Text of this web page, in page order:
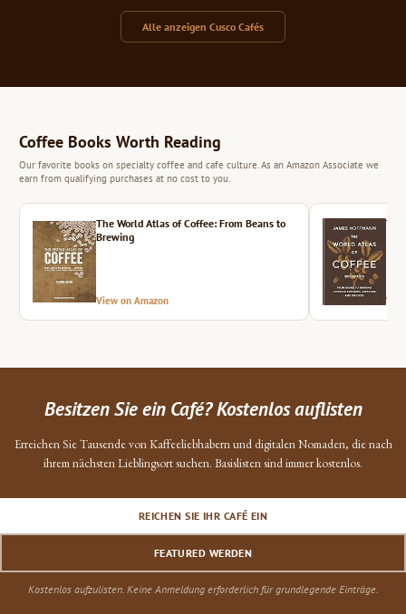
Alle anzeigen Cusco Cafés
Coffee Books Worth Reading
Our favorite books on specialty coffee and cafe culture. As an Amazon Associate we
earn from qualifying purchases at no cost to you.
The World Atlas of Coffee: From Beans to
Brewing
View on Amazon
Besitzen Sie ein Café? Kostenlos auflisten
Erreichen Sie Tausende von Kaffeeliebhabern und digitalen Nomaden, die nach
ihrem nächsten Lieblingsort suchen. Basislisten sind immer kostenlos.
REICHEN SIE IHR CAFÉ EIN
FEATURED WERDEN
Kostenlos aufzulisten. Keine Anmeldung erforderlich für grundlegende Einträge.